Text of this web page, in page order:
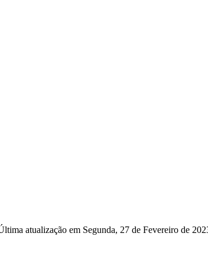
atualização em Segunda, 27 de Fevereiro de